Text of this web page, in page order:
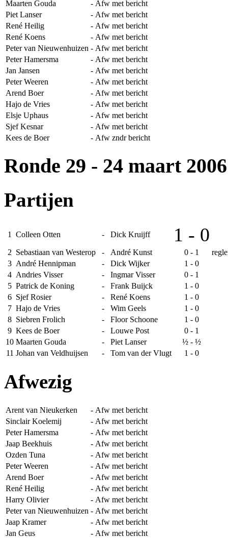
Maarten Gouda - Afw met bericht
Piet Lanser
- Afw met bericht
René Heilig
- Afw met bericht
René Koens
- Afw met bericht
Peter van Nieuwenhuizen - Afw met bericht
Peter Hamersma
- Afw met bericht
Jan Jansen
- Afw met bericht
Peter Weeren
- Afw met bericht
Arend Boer
- Afw met bericht
Hajo de Vries
- Afw met bericht
Elsje Uphaus
- Afw met bericht
Sjef Kesnar
- Afw met bericht
Kees de Boer
- Afw zndr bericht
Ronde 29 - 24 maart 2006
Partijen
1 Colleen Otten - Dick Kruijff 1 - 0
2 Sebastiaan van Westerop - André Kunst 0 - 1
3 André Hennipman - Dick Wijker
1 - 0
4 Andries Visser - Ingmar Visser
0 - 1
5 Patrick de Koning - Frank Buijck
1 - 0
6 Sjef Rosier - René Koens
1 - 0
7 Hajo de Vries - Wim Geels
1 - 0
8 Siebren Frolich - Floor Schoone
1 - 0
9 Kees de Boer - Louwe Post
0 - 1
10 Maarten Gouda - Piet Lanser
½ - ½
11 Johan van Veldhuijsen - Tom van der Vlugt 1 - 0
Afwezig
Arent van Nieukerken - Afw met bericht
Sinclair Koelemij
- Afw met bericht
Peter Hamersma
- Afw met bericht
Jaap Beekhuis
- Afw met bericht
Ozden Tuna
- Afw met bericht
Peter Weeren
- Afw met bericht
Arend Boer
- Afw met bericht
René Heilig
- Afw met bericht
Harry Olivier
- Afw met bericht
Peter van Nieuwenhuizen - Afw met bericht
Jaap Kramer
- Afw met bericht
Jan Geus
- Afw met bericht